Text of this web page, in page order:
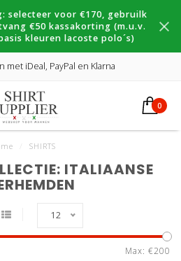
selecteer voor €170, gebruilk
€50 kassakorting (m.u.v.
kleuren lacoste polo´s)
met iDeal, PayPal en Klarna
0
SHIRTS
ITALIAANSE
12
Max: €200